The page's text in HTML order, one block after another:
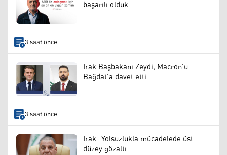
başarılı olduk
3 saat önce
Irak Başbakanı Zeydi, Macron’u
Bağdat'a davet etti
3 saat önce
Irak- Yolsuzlukla mücadelede üst
düzey gözaltı